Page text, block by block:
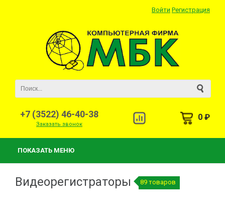
Войти Регистрация
+7 (3522) 46-40-38
Заказать звонок
0 ₽
ПОКАЗАТЬ МЕНЮ
Видеорегистраторы 89 товаров